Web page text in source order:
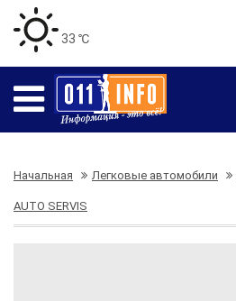
33 ℃
Начальная Легковые автомобили
AUTO SERVIS